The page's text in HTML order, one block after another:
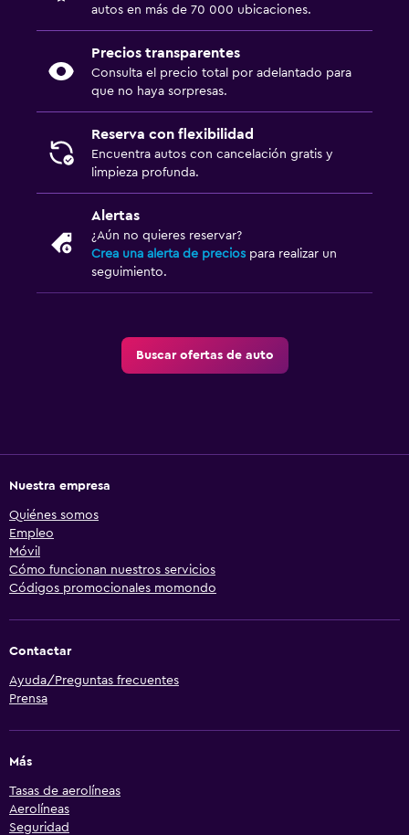
autos en más de 70 000 ubicaciones.
Precios transparentes
Consulta el precio total por adelantado para
que no haya sorpresas.
Reserva con flexibilidad
Encuentra autos con cancelación gratis y
limpieza profunda.
Alertas
¿Aún no quieres reservar?
Crea una alerta de precios para realizar un
seguimiento.
Buscar ofertas de auto
Nuestra empresa
Quiénes somos
Empleo
Móvil
Cómo funcionan nuestros servicios
Códigos promocionales momondo
Contactar
Ayuda/Preguntas frecuentes
Prensa
Más
Tasas de aerolíneas
Aerolíneas
Seguridad